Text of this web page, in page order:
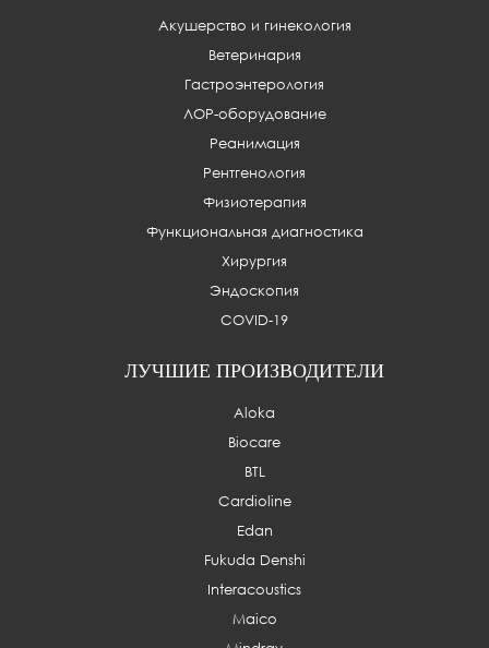
Акушерство и гинекология
Ветеринария
Гастроэнтерология
ЛОР-оборудование
Реанимация
Рентгенология
Физиотерапия
Функциональная диагностика
Хирургия
Эндоскопия
COVID-19
ЛУЧШИЕ ПРОИЗВОДИТЕЛИ
Aloka
Biocare
BTL
Cardioline
Edan
Fukuda Denshi
Interacoustics
Maico